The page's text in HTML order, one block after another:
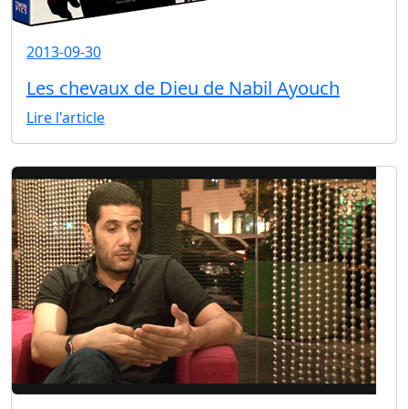
2013-09-30
Les chevaux de Dieu de Nabil Ayouch
Lire l'article